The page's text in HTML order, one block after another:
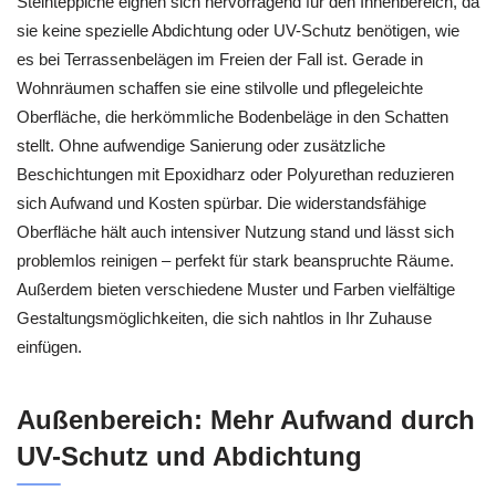
sie keine spezielle Abdichtung oder UV-Schutz benötigen, wie
es bei Terrassenbelägen im Freien der Fall ist. Gerade in
Wohnräumen schaffen sie eine stilvolle und pflegeleichte
Oberfläche, die herkömmliche Bodenbeläge in den Schatten
stellt. Ohne aufwendige Sanierung oder zusätzliche
Beschichtungen mit Epoxidharz oder Polyurethan reduzieren
sich Aufwand und Kosten spürbar. Die widerstandsfähige
Oberfläche hält auch intensiver Nutzung stand und lässt sich
problemlos reinigen – perfekt für stark beanspruchte Räume.
Außerdem bieten verschiedene Muster und Farben vielfältige
Gestaltungsmöglichkeiten, die sich nahtlos in Ihr Zuhause
einfügen.
Außenbereich: Mehr Aufwand durch
UV-Schutz und Abdichtung